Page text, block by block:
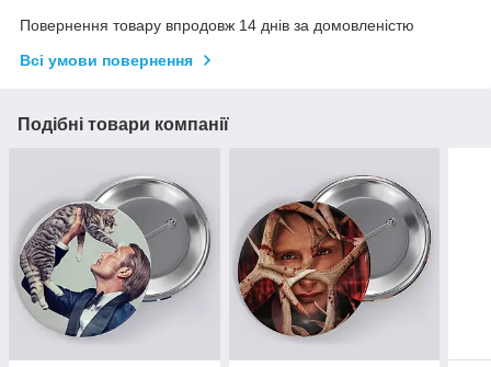
Повернення товару впродовж 14 днів за домовленістю
Всі умови повернення
Подібні товари компанії